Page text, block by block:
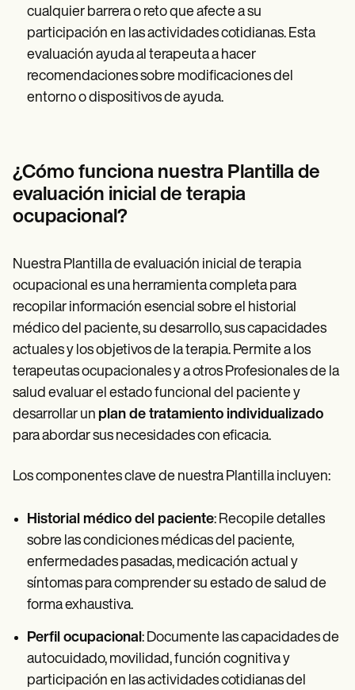
cualquier barrera o reto que afecte a su
participación en las actividades cotidianas. Esta
evaluación ayuda al terapeuta a hacer
recomendaciones sobre modificaciones del
entorno o dispositivos de ayuda.
¿Cómo funciona nuestra Plantilla de
evaluación inicial de terapia
ocupacional?
Nuestra Plantilla de evaluación inicial de terapia
ocupacional es una herramienta completa para
recopilar información esencial sobre el historial
médico del paciente, su desarrollo, sus capacidades
actuales y los objetivos de la terapia. Permite a los
terapeutas ocupacionales y a otros Profesionales de la
salud evaluar el estado funcional del paciente y
desarrollar un plan de tratamiento individualizado
para abordar sus necesidades con eficacia.
Los componentes clave de nuestra Plantilla incluyen:
Historial médico del paciente: Recopile detalles
sobre las condiciones médicas del paciente,
enfermedades pasadas, medicación actual y
síntomas para comprender su estado de salud de
forma exhaustiva.
Perfil ocupacional: Documente las capacidades de
autocuidado, movilidad, función cognitiva y
participación en las actividades cotidianas del